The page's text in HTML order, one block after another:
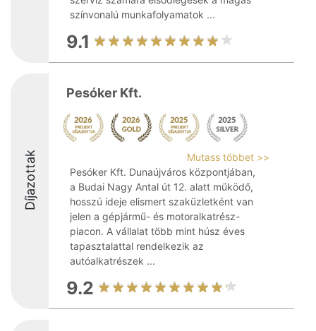
színvonalú munkafolyamatok ...
9.1
Díjazottak
Pesóker Kft.
Mutass többet >>
Pesóker Kft. Dunaújváros központjában,
a Budai Nagy Antal út 12. alatt működő,
hosszú ideje elismert szaküzletként van
jelen a gépjármű- és motoralkatrész-
piacon. A vállalat több mint húsz éves
tapasztalattal rendelkezik az
autóalkatrészek ...
9.2